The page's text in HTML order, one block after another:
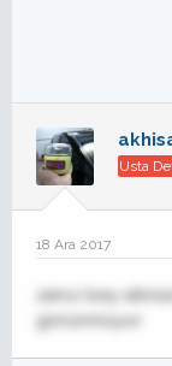
Usta
18 Ara 2017
zenci bey
görünmüyor